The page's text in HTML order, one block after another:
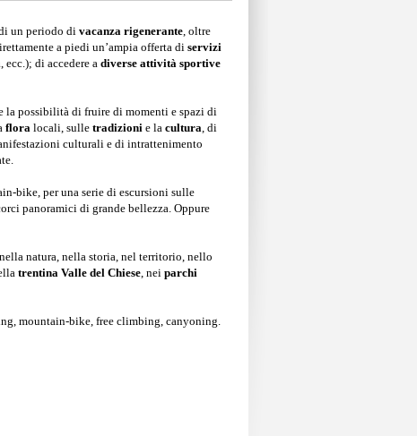
un periodo di vacanza rigenerante, oltre
a piedi un’ampia offerta di servizi
ecc.); di accedere a diverse attività sportive
la possibilità di fruire di momenti e spazi di
flora locali, sulle tradizioni e la cultura, di
culturali e di intrattenimento
bike, per una serie di escursioni sulle
panoramici di grande bellezza. Oppure
natura, nella storia, nel territorio, nello
trentina Valle del Chiese, nei parchi
mountain-bike, free climbing, canyoning.